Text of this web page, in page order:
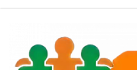
contenido